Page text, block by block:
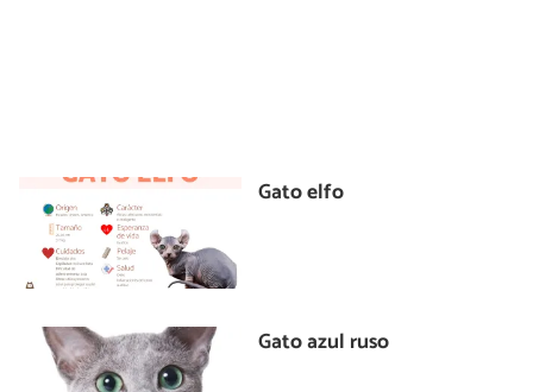
Gato elfo
Gato azul ruso